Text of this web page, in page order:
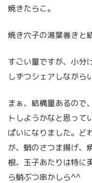
焼きたらこ。
焼き穴子の湯葉巻きと
すごい量ですが、小分
しずつシェアしながら
まぁ、結構量あるので
トしようかなと思って
ぱいになりました。ど
が、蛸のさつま揚げ、
根、玉子あたりは特に
ら蛸ぶつ串かしら^^